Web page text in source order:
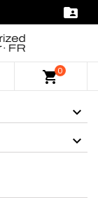

shopping_cart0